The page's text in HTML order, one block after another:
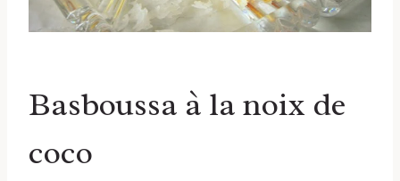
Basboussa à la noix de
coco